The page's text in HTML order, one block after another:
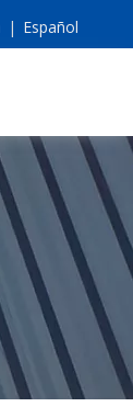
| Español